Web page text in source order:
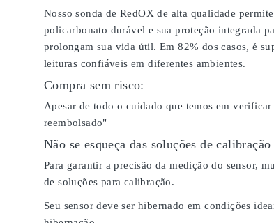
Nosso sonda de RedOX de alta qualidade
policarbonato durável e sua proteção integrada
prolongam sua vida útil. Em 82% dos casos, é
leituras confiáveis em diferentes ambientes.
Compra sem risco:
Apesar de todo o cuidado que temos em
reembolsado"
Não se esqueça das soluções de
Para garantir a precisão da medição do sensor,
de soluções para calibração.
Seu sensor deve ser hibernado em condições